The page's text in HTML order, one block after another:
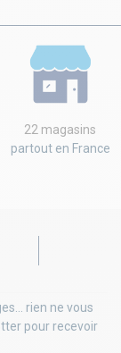
22 magasins
partout en France
rien ne vous
pour recevoir